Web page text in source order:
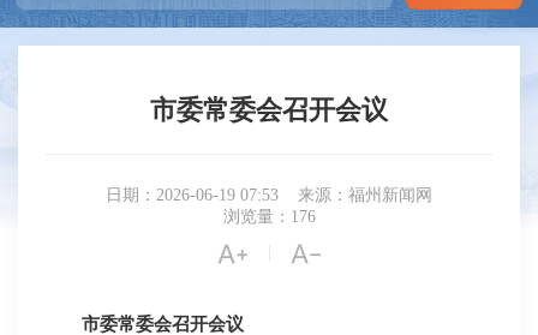
市委常委会召开会议
日期：2026-06-19 07:53
来源：福州新闻网
浏览量：176
 | 
市委常委会召开会议